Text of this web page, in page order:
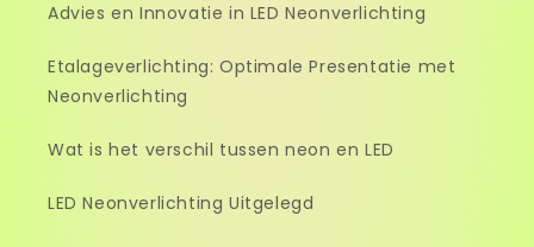
Advies en Innovatie in LED Neonverlichting
Etalageverlichting: Optimale Presentatie met
Neonverlichting
Wat is het verschil tussen neon en LED
LED Neonverlichting Uitgelegd